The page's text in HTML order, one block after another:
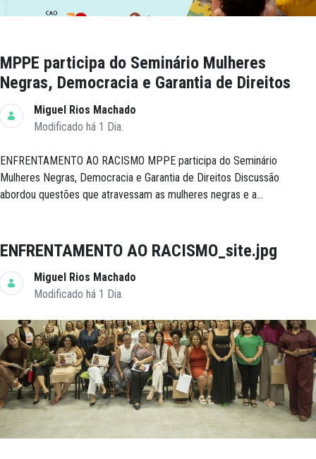
MPPE participa do Seminário Mulheres
Negras, Democracia e Garantia de Direitos
Miguel Rios Machado
Modificado há 1 Dia.
ENFRENTAMENTO AO RACISMO MPPE participa do Seminário
Mulheres Negras, Democracia e Garantia de Direitos Discussão
abordou questões que atravessam as mulheres negras e a...
ENFRENTAMENTO AO RACISMO_site.jpg
Miguel Rios Machado
Modificado há 1 Dia.